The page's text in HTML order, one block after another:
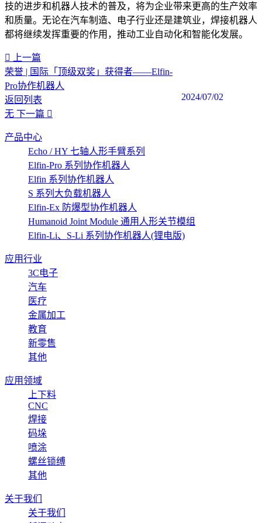
技的进步和机器人技术的普及，将为企业带来更高的生产效率
和质量。无论在汽车制造、电子行业还是建筑业，焊接机器人
都将继续发挥重要的作用，推动工业自动化和智能化发展。‍
上一篇
荣誉 | 国际「顶级双奖」获得者——Elfin-
Pro协作机器人
2024/07/02
返回列表
无 下一篇
产品中心
Echo / HY 七轴人形手臂系列
Elfin-Pro 系列协作机器人
Elfin 系列协作机器人
S 系列大负载机器人
Elfin-Ex 防爆型协作机器人
Humanoid Joint Module 通用人形关节模组
Elfin-Li、S-Li 系列协作机器人(锂电版)
应用行业
3C电子
汽车
医疗
金属加工
教育
新零售
其他
应用领域
上下料
CNC
焊接
码垛
喷涂
螺丝锁缚
其他
关于我们
关于我们